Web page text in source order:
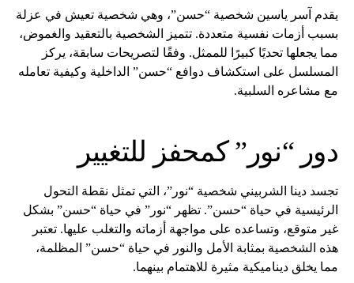
يقدم آسر ياسين شخصية “حسن”، وهي شخصية تعيش في عزلة
بسبب أزمات نفسية متعددة. تتميز الشخصية بالتعقيد والغموض،
مما يجعلها تحديًا كبيرًا للممثل. وفقًا لتصريحات سابقة، يركز
المسلسل على استكشاف دوافع “حسن” الداخلية وكيفية تعامله
مع مشاعره السلبية.
دور “نور” كمحفز للتغيير
تجسد دينا الشربيني شخصية “نور”، التي تمثل نقطة التحول
الرئيسية في حياة “حسن”. تظهر “نور” في حياة “حسن” بشكل
غير متوقع، وتساعده على مواجهة أزماته والتغلب عليها. تعتبر
هذه الشخصية بمثابة الأمل والنور في حياة “حسن” المظلمة،
مما يخلق ديناميكية مثيرة للاهتمام بينهما.